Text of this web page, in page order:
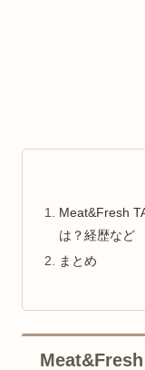
Meat&Fresh
は？経歴など
まとめ